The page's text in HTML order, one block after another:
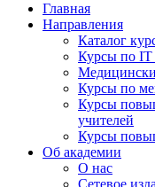
Главная
Направления
Каталог
Курсы по IT
Курсы по
Курсы
учителей
Курсы
Об академии
О нас
Сетевое